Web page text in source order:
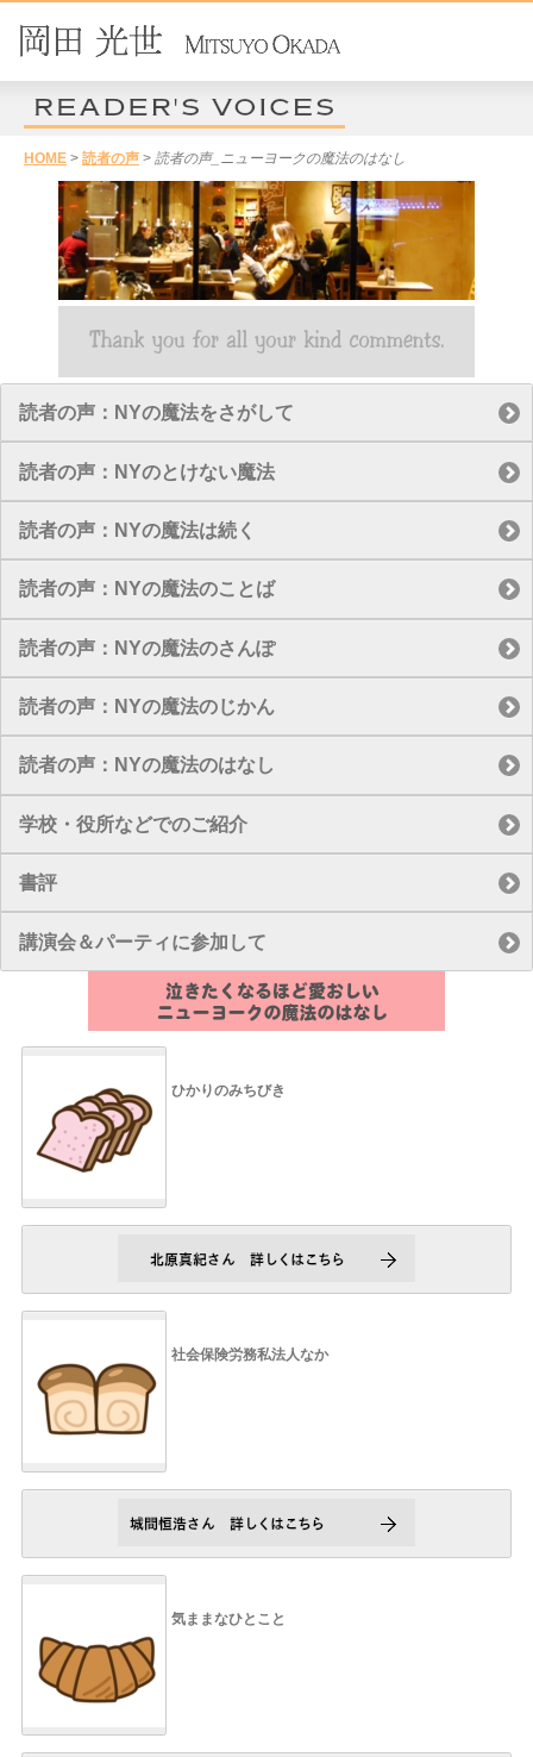
HOME > 読者の声 > 読者の声_ニューヨークの魔法のはなし
読者の声：NYの魔法をさがして
読者の声：NYのとけない魔法
読者の声：NYの魔法は続く
読者の声：NYの魔法のことば
読者の声：NYの魔法のさんぽ
読者の声：NYの魔法のじかん
読者の声：NYの魔法のはなし
学校・役所などでのご紹介
書評
講演会＆パーティに参加して
ひかりのみちびき
社会保険労務私法人なか
気ままなひとこと